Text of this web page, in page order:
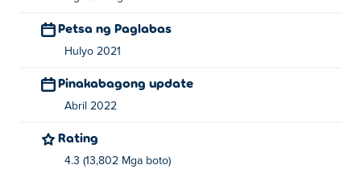
Petsa ng Paglabas
Hulyo 2021
Pinakabagong update
Abril 2022
Rating
4.3 (13,802 Mga boto)